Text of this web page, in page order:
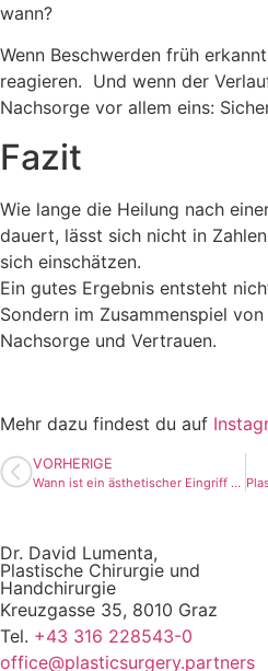
wann?
Wenn Beschwerden früh
reagieren. Und wenn der
Nachsorge vor allem eins:
Fazit
Wie lange die Heilung nach
dauert, lässt sich nicht in
sich einschätzen.
Ein gutes Ergebnis entsteht
Sondern im Zusammenspiel
Nachsorge und Vertrauen.
Mehr dazu findest du auf
VORHERIGE
Wann ist ein ästhetischer Eingriff medizinisch sinnvoll?
Dr. David Lumenta,
Plastische Chirurgie und
Handchirurgie
Kreuzgasse 35, 8010 Graz
Tel. +43 316 228543-0
office@plasticsurgery.partners